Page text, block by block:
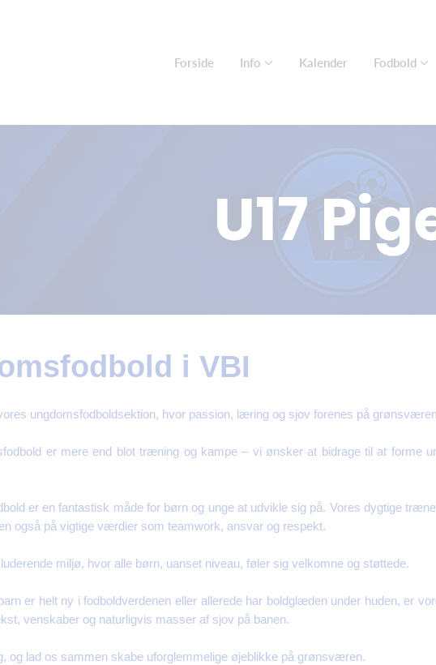
Forside Info Kalender Fodbold
U17
i VBI
ungdomsfodboldsektion, hvor passion, læring og sjov forenes på
er mere end blot træning og kampe – vi ønsker at bidrage til at forme
er en fantastisk måde for børn og unge at udvikle sig på. Vores dygtige
også på vigtige værdier som teamwork, ansvar og respekt.
miljø, hvor alle børn, uanset niveau, føler sig velkomne og støttede.
er helt ny i fodboldverdenen eller allerede har boldglæden under huden, er
venskaber og naturligvis masser af sjov på banen.
og lad os sammen skabe uforglemmelige øjeblikke på grønsværen.